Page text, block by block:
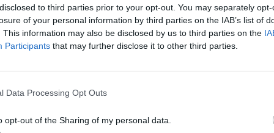
to third parties prior to your opt-out. You may separately
of your personal information by third parties on the IAB’s list of
This information may also be disclosed by us to third parties on the
Participants that may further disclose it to other third parties.
Data Processing Opt Outs
opt-out of the Sharing of my personal data.
του αγώνα, που δίνει 8 εισιτήρια εσωτερικού (μετ’
γυναίκα) σε κάθε αγώνισμα: Μαραθώνιο, Ημιμαραθώνιο, 10
με αναμνηστικό τεχνικό t-shirt από την
τα 10χλμ. και 5χλμ., θα πρέπει να ολοκληρωθούν
https://www.rhodesmarathon.gr/